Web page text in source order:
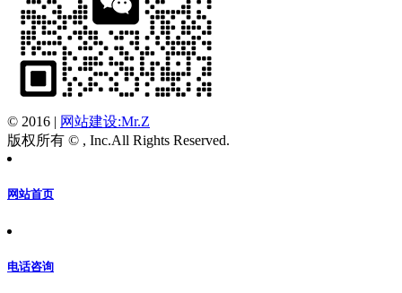
© 2016 | 网站建设:Mr.Z
版权所有 © , Inc.All Rights Reserved.
网站首页
电话咨询